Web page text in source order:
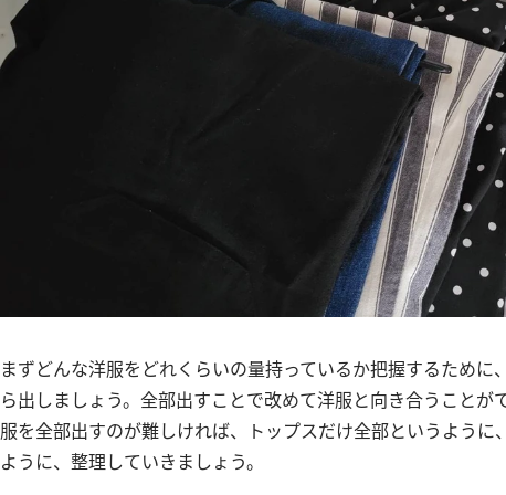
まずどんな洋服をどれくらいの量持っているか把握するために
ら出しましょう。全部出すことで改めて洋服と向き合うことが
服を全部出すのが難しければ、トップスだけ全部というように
ように、整理していきましょう。